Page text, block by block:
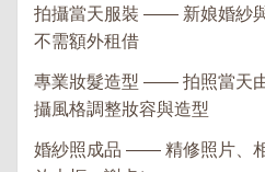
拍攝當天服裝 —— 新娘婚紗
不需額外租借
專業妝髮造型 —— 拍照當天
攝風格調整妝容與造型
婚紗照成品 —— 精修照片、